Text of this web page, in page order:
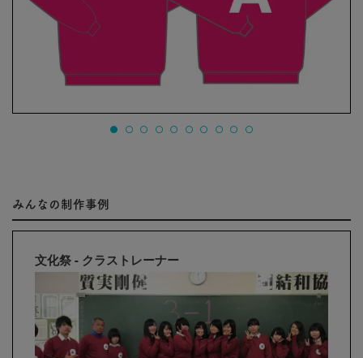
みんなの制作事例
文化祭 - クラストレーナー